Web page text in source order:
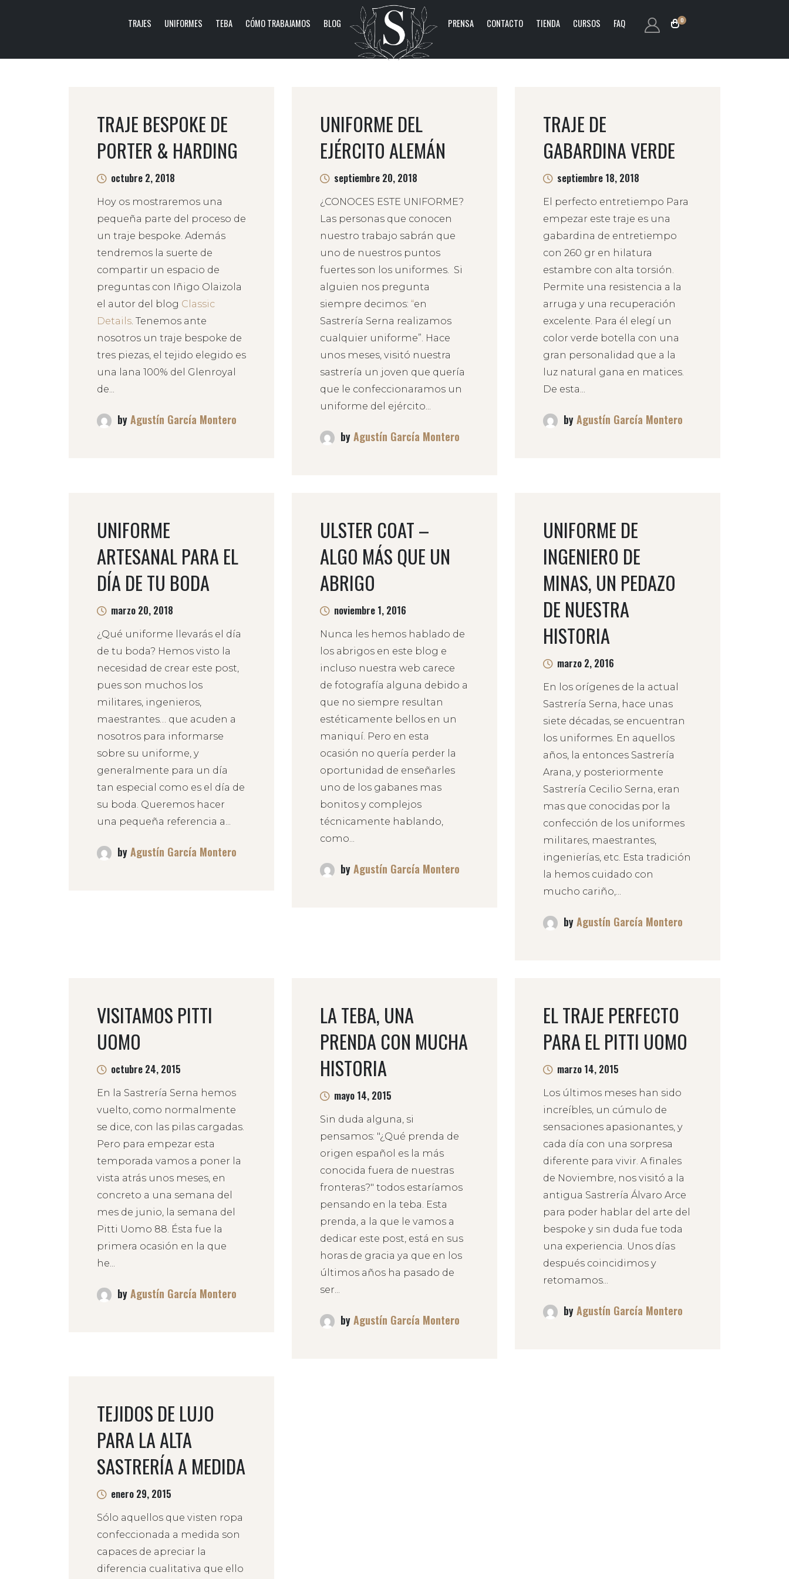
TRAJES UNIFORMES TEBA CÓMO TRABAJAMOS BLOG PRENSA CONTACTO TIENDA CURSOS FAQ 0
TRAJE BESPOKE DE
PORTER & HARDING
octubre 2, 2018
Hoy os mostraremos una
pequeña parte del proceso de
un traje bespoke. Además
tendremos la suerte de
compartir un espacio de
preguntas con Iñigo Olaizola
el autor del blog Classic
Details. Tenemos ante
nosotros un traje bespoke de
tres piezas, el tejido elegido es
una lana 100% del Glenroyal
de...
byAgustín García Montero
UNIFORME DEL
EJÉRCITO ALEMÁN
septiembre 20, 2018
¿CONOCES ESTE UNIFORME?
Las personas que conocen
nuestro trabajo sabrán que
uno de nuestros puntos
fuertes son los uniformes. Si
alguien nos pregunta
siempre decimos: “en
Sastrería Serna realizamos
cualquier uniforme”. Hace
unos meses, visitó nuestra
sastrería un joven que quería
que le confeccionaramos un
uniforme del ejército...
byAgustín García Montero
TRAJE DE
GABARDINA VERDE
septiembre 18, 2018
El perfecto entretiempo Para
empezar este traje es una
gabardina de entretiempo
con 260 gr en hilatura
estambre con alta torsión.
Permite una resistencia a la
arruga y una recuperación
excelente. Para él elegí un
color verde botella con una
gran personalidad que a la
luz natural gana en matices.
De esta...
byAgustín García Montero
UNIFORME
ARTESANAL PARA EL
DÍA DE TU BODA
marzo 20, 2018
¿Qué uniforme llevarás el día
de tu boda? Hemos visto la
necesidad de crear este post,
pues son muchos los
militares, ingenieros,
maestrantes… que acuden a
nosotros para informarse
sobre su uniforme, y
generalmente para un día
tan especial como es el día de
su boda. Queremos hacer
una pequeña referencia a...
byAgustín García Montero
ULSTER COAT –
ALGO MÁS QUE UN
ABRIGO
noviembre 1, 2016
Nunca les hemos hablado de
los abrigos en este blog e
incluso nuestra web carece
de fotografía alguna debido a
que no siempre resultan
estéticamente bellos en un
maniquí. Pero en esta
ocasión no quería perder la
oportunidad de enseñarles
uno de los gabanes mas
bonitos y complejos
técnicamente hablando,
como...
byAgustín García Montero
UNIFORME DE
INGENIERO DE
MINAS, UN PEDAZO
DE NUESTRA
HISTORIA
marzo 2, 2016
En los orígenes de la actual
Sastrería Serna, hace unas
siete décadas, se encuentran
los uniformes. En aquellos
años, la entonces Sastrería
Arana, y posteriormente
Sastrería Cecilio Serna, eran
mas que conocidas por la
confección de los uniformes
militares, maestrantes,
ingenierías, etc. Esta tradición
la hemos cuidado con
mucho cariño,...
byAgustín García Montero
VISITAMOS PITTI
UOMO
octubre 24, 2015
En la Sastrería Serna hemos
vuelto, como normalmente
se dice, con las pilas cargadas.
Pero para empezar esta
temporada vamos a poner la
vista atrás unos meses, en
concreto a una semana del
mes de junio, la semana del
Pitti Uomo 88. Ésta fue la
primera ocasión en la que
he...
byAgustín García Montero
LA TEBA, UNA
PRENDA CON MUCHA
HISTORIA
mayo 14, 2015
Sin duda alguna, si
pensamos: "¿Qué prenda de
origen español es la más
conocida fuera de nuestras
fronteras?" todos estaríamos
pensando en la teba. Esta
prenda, a la que le vamos a
dedicar este post, está en sus
horas de gracia ya que en los
últimos años ha pasado de
ser...
byAgustín García Montero
EL TRAJE PERFECTO
PARA EL PITTI UOMO
marzo 14, 2015
Los últimos meses han sido
increíbles, un cúmulo de
sensaciones apasionantes, y
cada día con una sorpresa
diferente para vivir. A finales
de Noviembre, nos visitó a la
antigua Sastrería Álvaro Arce
para poder hablar del arte del
bespoke y sin duda fue toda
una experiencia. Unos días
después coincidimos y
retomamos...
byAgustín García Montero
TEJIDOS DE LUJO
PARA LA ALTA
SASTRERÍA A MEDIDA
enero 29, 2015
Sólo aquellos que visten ropa
confeccionada a medida son
capaces de apreciar la
diferencia cualitativa que ello